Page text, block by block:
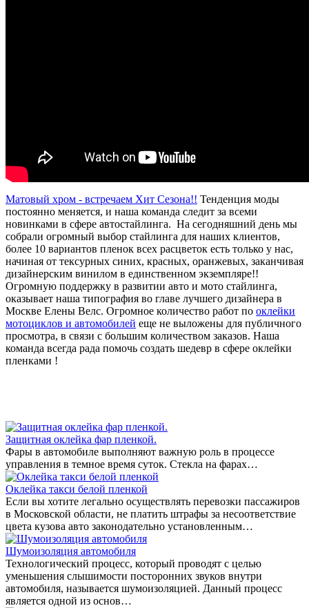
Матовый хром - встречаем Хит Сезона!! Тенденция моды
постоянно меняется, и наша команда следит за всеми
новинками в сфере автостайлинга. На сегодняшний день мы
собрали огромный выбор стайлинга для наших клиентов,
более 10 вариантов пленок всех расцветок есть только у нас,
начиная от тексурных синих, красных, оранжевых, заканчивая
дизайнерским винилом в единственном экземпляре!!
Огромную поддержку в развитии авто и мото стайлинга,
оказывает наша типография во главе лучшего дизайнера в
Москве Елены Велс. Огромное количество работ по оклейки
мотоциклов и автомобилей еще не выложены для публичного
просмотра, в связи с большим количеством заказов. Наша
команда всегда рада помочь создать шедевр в сфере оклейки
пленками !
Защитная оклейка фар пленкой.
Фары в автомобиле выполняют важную роль в процессе
управления в темное время суток. Стекла на фарах…
Оклейка такси белой пленкой
Если вы хотите легально осуществлять перевозки пассажиров
в Московской области, не платить штрафы за несоответствие
цвета кузова авто законодательно установленным…
Шумоизоляция автомобиля
Технологический процесс, который проводят с целью
уменьшения слышимости посторонних звуков внутри
автомобиля, называется шумоизоляцией. Данный процесс
является одной из основ…